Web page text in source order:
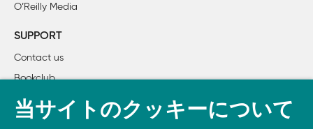
O’Reilly Media
SUPPORT
Contact us
Bookclub
書籍注文
当サイトのクッキーについて